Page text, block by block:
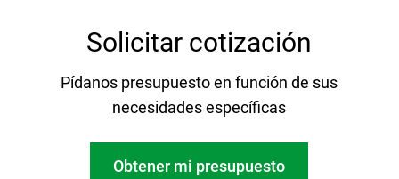
Solicitar cotización
Pídanos presupuesto en función de sus
necesidades específicas
Obtener mi presupuesto